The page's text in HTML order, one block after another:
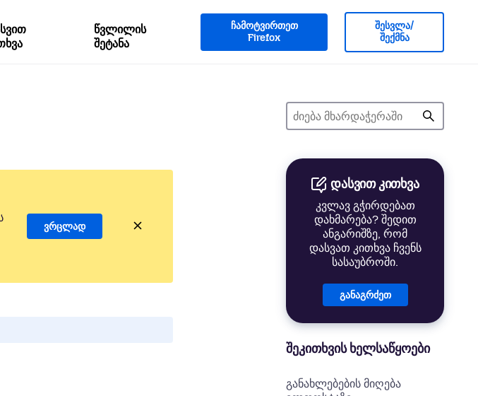
წვლილის
შეტანა
ჩამოტვირთეთ
Firefox
შესვლა/
შექმნა
დასვით კითხვა
კვლავ გჭირდებათ
დახმარება? შედით
ანგარიშზე, რომ
დასვათ კითხვა ჩვენს
სასაუბროში.
განაგრძეთ
შეკითხვის ხელსაწყოები
განახლებების მიღება
ვრცლად